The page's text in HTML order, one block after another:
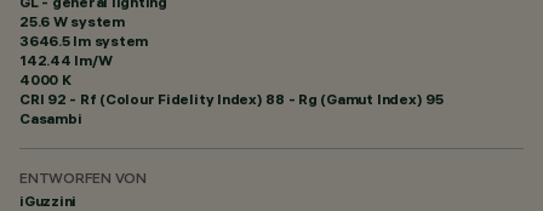
25.6 W system
3646.5 lm system
142.44 lm/W
4000 K
CRI 92 - Rf (Colour Fidelity Index) 88 - Rg (Gamut Index) 95
Casambi
ENTWORFEN VON
iGuzzini